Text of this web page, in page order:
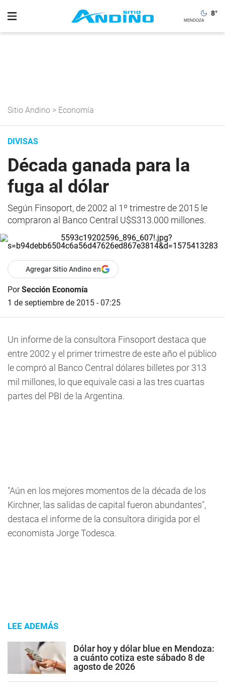
8°
Sitio Andino > Economía
DIVISAS
Década ganada para la
fuga al dólar
Según Finsoport, de 2002 al 1º trimestre de 2015 le
compraron al Banco Central U$S313.000 millones.
Agregar Sitio Andino en
PorSección Economía
1 de septiembre de 2015 - 07:25
Un informe de la consultora Finsoport destaca que
entre 2002 y el primer trimestre de este año el público
le compró al Banco Central dólares billetes por 313
mil millones, lo que equivale casi a las tres cuartas
partes del PBI de la Argentina.
"Aún en los mejores momentos de la década de los
Kirchner, las salidas de capital fueron abundantes",
destaca el informe de la consultora dirigida por el
economista Jorge Todesca.
LEE ADEMÁS
Dólar hoy y dólar blue en Mendoza:
a cuánto cotiza este sábado 8 de
agosto de 2026